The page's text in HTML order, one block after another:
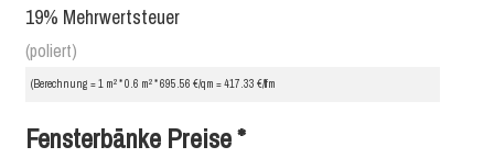
19% Mehrwertsteuer
(poliert)
(Berechnung = 1 m2* 0.6 m2* 695.56 €/qm = 417.33 €/lfm
Fensterbänke Preise *